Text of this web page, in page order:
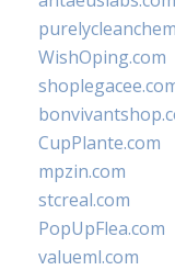
WishOping.com
CupPlante.com
mpzin.com
stcreal.com
PopUpFlea.com
valueml.com